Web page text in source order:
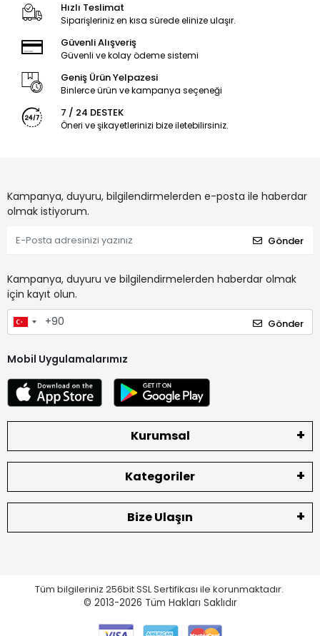
Hızlı Teslimat
Siparişleriniz en kısa sürede elinize ulaşır.
Güvenli Alışveriş
Güvenli ve kolay ödeme sistemi
Geniş Ürün Yelpazesi
Binlerce ürün ve kampanya seçeneği
7 / 24 DESTEK
Öneri ve şikayetlerinizi bize iletebilirsiniz.
Kampanya, duyuru, bilgilendirmelerden e-posta ile haberdar
olmak istiyorum.
Gönder
Kampanya, duyuru ve bilgilendirmelerden haberdar olmak
için kayıt olun.
Gönder
Mobil Uygulamalarımız
Kurumsal
Kategoriler
Bize Ulaşın
Tüm bilgileriniz 256bit SSL Sertifikası ile korunmaktadır.
© 2013-2026 Tüm Hakları Saklıdır